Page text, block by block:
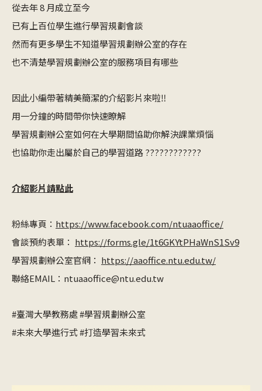
從去年 8 月成立至今
已有上百位學生進行學習規劃會談
然而有更多學生不知道學習規劃辦公室的存在
也不清楚學習規劃辦公室的服務項目有哪些
因此小編帶著精美簡潔的介紹影片來啦‼
用一分鐘的時間帶你快速瞭解
學習規劃辦公室如何在大學期間協助你解決課業煩惱
也協助你走出屬於自己的學習道路 ????????????
介紹影片請點此
粉絲專頁： https://www.facebook.com/ntuaaoffice/
會談預約表單： https://forms.gle/1t6GKYtPHaWnS1Sv9
學習規劃辦公室官網： https://aaoffice.ntu.edu.tw/
聯絡EMAIL：ntuaaoffice@ntu.edu.tw
#臺灣大學教務處 #學習規劃辦公室
#未來大學進行式 #打造學習未來式